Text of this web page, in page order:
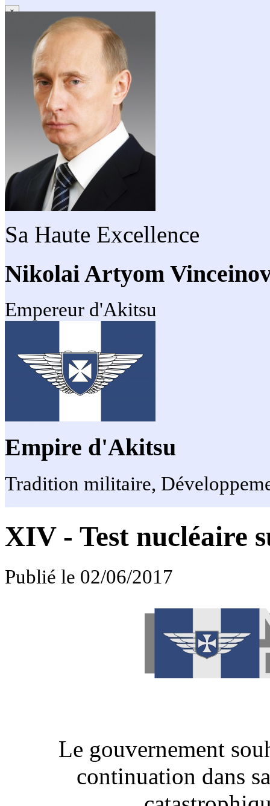
×
Sa Haute Excellence
Nikolai Artyom
Empereur d'Akitsu
Empire d'Akitsu
Tradition militaire,
XIV - Test nucléaire
Publié le 02/06/2017
Le gouvernement
continuation dans